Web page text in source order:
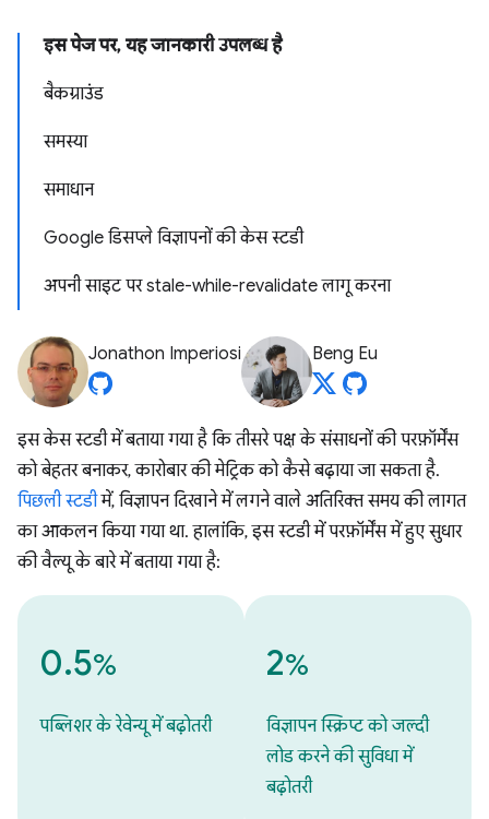
इस पेज पर, यह जानकारी उपलब्ध है
बैकग्राउंड
समस्या
समाधान
Google डिसप्ले विज्ञापनों की केस स्टडी
अपनी साइट पर stale-while-revalidate लागू करना
Jonathon Imperiosi Beng Eu
इस केस स्टडी में बताया गया है कि तीसरे पक्ष के संसाधनों की परफ़ॉर्मेंस
को बेहतर बनाकर, कारोबार की मेट्रिक को कैसे बढ़ाया जा सकता है.
पिछली स्टडीमें, विज्ञापन दिखाने में लगने वाले अतिरिक्त समय की लागत
का आकलन किया गया था. हालांकि, इस स्टडी में परफ़ॉर्मेंस में हुए सुधार
की वैल्यू के बारे में बताया गया है:
0.5%
पब्लिशर के रेवेन्यू में बढ़ोतरी
2%
विज्ञापन स्क्रिप्ट को जल्दी
लोड करने की सुविधा में
बढ़ोतरी